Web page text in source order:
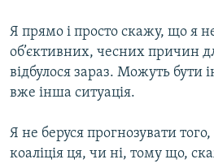
Я прямо і просто скажу, що я
об’єктивних, чесних причин
відбулося зараз. Можуть бути
вже інша ситуація.
Я не беруся прогнозувати
коаліція ця, чи ні, тому що,